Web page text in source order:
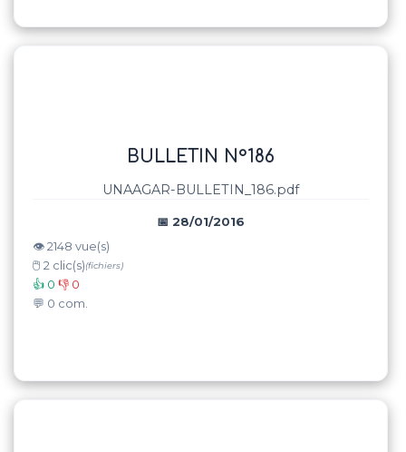
BULLETIN N°186
UNAAGAR-BULLETIN_186.pdf
📅 28/01/2016
👁️ 2148 vue(s)
🖱️ 2 clic(s)(fichiers)
👍 0 👎 0
💬 0 com.